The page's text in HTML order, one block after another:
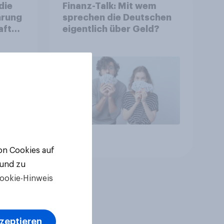
Finanz-Talk: Mit wem
sprechen die Deutschen
eigentlich über Geld?
Cookies auf
zu
Hinweis